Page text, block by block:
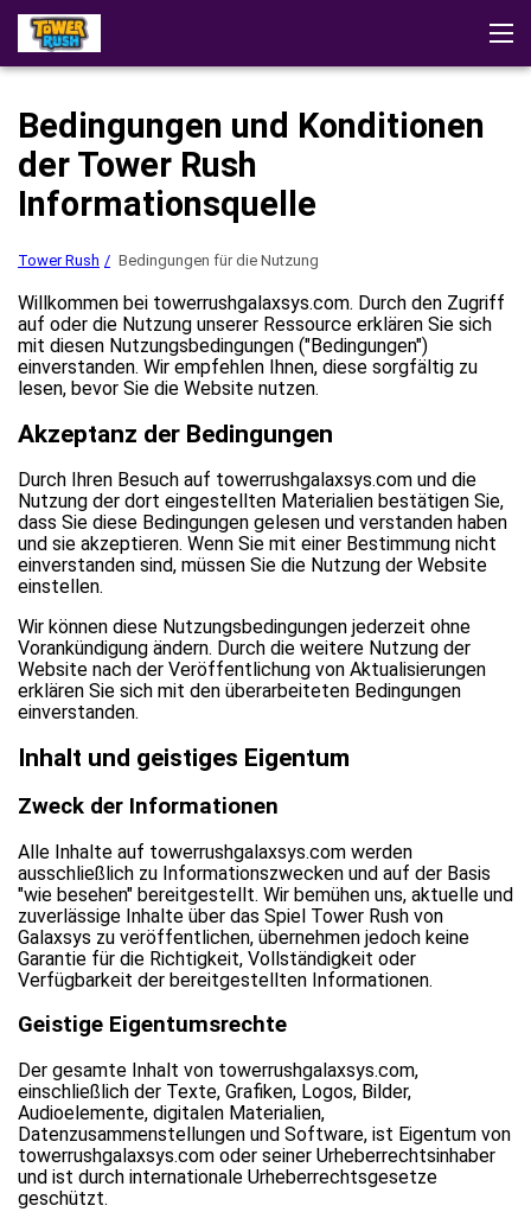
Ähnliche Spiele
Casinos zum Spielen
Bedingungen und Konditionen
der Tower Rush
Informationsquelle
Tower Rush Bedingungen für die Nutzung
Willkommen bei towerrushgalaxsys.com. Durch den Zugriff
auf oder die Nutzung unserer Ressource erklären Sie sich
mit diesen Nutzungsbedingungen ("Bedingungen")
einverstanden. Wir empfehlen Ihnen, diese sorgfältig zu
lesen, bevor Sie die Website nutzen.
Akzeptanz der Bedingungen
Durch Ihren Besuch auf towerrushgalaxsys.com und die
Nutzung der dort eingestellten Materialien bestätigen Sie,
dass Sie diese Bedingungen gelesen und verstanden haben
und sie akzeptieren. Wenn Sie mit einer Bestimmung nicht
einverstanden sind, müssen Sie die Nutzung der Website
einstellen.
Wir können diese Nutzungsbedingungen jederzeit ohne
Vorankündigung ändern. Durch die weitere Nutzung der
Website nach der Veröffentlichung von Aktualisierungen
erklären Sie sich mit den überarbeiteten Bedingungen
einverstanden.
Inhalt und geistiges Eigentum
Zweck der Informationen
Alle Inhalte auf towerrushgalaxsys.com werden
ausschließlich zu Informationszwecken und auf der Basis
"wie besehen" bereitgestellt. Wir bemühen uns, aktuelle und
zuverlässige Inhalte über das Spiel Tower Rush von
Galaxsys zu veröffentlichen, übernehmen jedoch keine
Garantie für die Richtigkeit, Vollständigkeit oder
Verfügbarkeit der bereitgestellten Informationen.
Geistige Eigentumsrechte
Der gesamte Inhalt von towerrushgalaxsys.com,
einschließlich der Texte, Grafiken, Logos, Bilder,
Audioelemente, digitalen Materialien,
Datenzusammenstellungen und Software, ist Eigentum von
towerrushgalaxsys.com oder seiner Urheberrechtsinhaber
und ist durch internationale Urheberrechtsgesetze
geschützt.